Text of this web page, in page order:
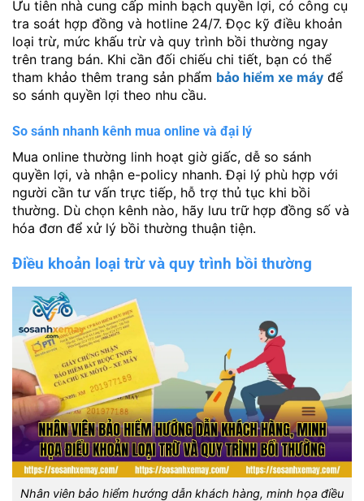
Ưu tiên nhà cung cấp minh bạch quyền lợi, có công cụ
tra soát hợp đồng và hotline 24/7. Đọc kỹ điều khoản
loại trừ, mức khấu trừ và quy trình bồi thường ngay
trên trang bán. Khi cần đối chiếu chi tiết, bạn có thể
tham khảo thêm trang sản phẩm bảo hiểm xe máy để
so sánh quyền lợi theo nhu cầu.
So sánh nhanh kênh mua online và đại lý
Mua online thường linh hoạt giờ giấc, dễ so sánh
quyền lợi, và nhận e-policy nhanh. Đại lý phù hợp với
người cần tư vấn trực tiếp, hỗ trợ thủ tục khi bồi
thường. Dù chọn kênh nào, hãy lưu trữ hợp đồng số và
hóa đơn để xử lý bồi thường thuận tiện.
Điều khoản loại trừ và quy trình bồi thường
Nhân viên bảo hiểm hướng dẫn khách hàng, minh họa điều